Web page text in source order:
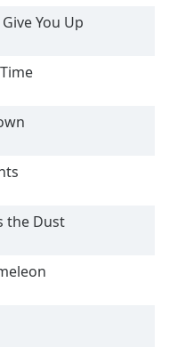
You Up
the Dust